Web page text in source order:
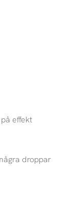
effekt
droppar